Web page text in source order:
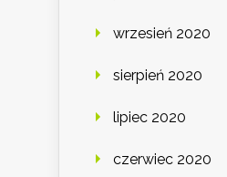
wrzesień 2020
sierpień 2020
lipiec 2020
czerwiec 2020